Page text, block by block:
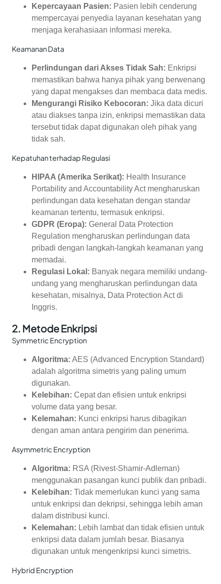
Kepercayaan Pasien: Pasien lebih cenderung
mempercayai penyedia layanan kesehatan yang
menjaga kerahasiaan informasi mereka.
Keamanan Data
Perlindungan dari Akses Tidak Sah: Enkripsi
memastikan bahwa hanya pihak yang berwenang
yang dapat mengakses dan membaca data medis.
Mengurangi Risiko Kebocoran: Jika data dicuri
atau diakses tanpa izin, enkripsi memastikan data
tersebut tidak dapat digunakan oleh pihak yang
tidak sah.
Kepatuhan terhadap Regulasi
HIPAA (Amerika Serikat): Health Insurance
Portability and Accountability Act mengharuskan
perlindungan data kesehatan dengan standar
keamanan tertentu, termasuk enkripsi.
GDPR (Eropa): General Data Protection
Regulation mengharuskan perlindungan data
pribadi dengan langkah-langkah keamanan yang
memadai.
Regulasi Lokal: Banyak negara memiliki undang-
undang yang mengharuskan perlindungan data
kesehatan, misalnya, Data Protection Act di
Inggris.
2. Metode Enkripsi
Symmetric Encryption
Algoritma: AES (Advanced Encryption Standard)
adalah algoritma simetris yang paling umum
digunakan.
Kelebihan: Cepat dan efisien untuk enkripsi
volume data yang besar.
Kelemahan: Kunci enkripsi harus dibagikan
dengan aman antara pengirim dan penerima.
Asymmetric Encryption
Algoritma: RSA (Rivest-Shamir-Adleman)
menggunakan pasangan kunci publik dan pribadi.
Kelebihan: Tidak memerlukan kunci yang sama
untuk enkripsi dan dekripsi, sehingga lebih aman
dalam distribusi kunci.
Kelemahan: Lebih lambat dan tidak efisien untuk
enkripsi data dalam jumlah besar. Biasanya
digunakan untuk mengenkripsi kunci simetris.
Hybrid Encryption